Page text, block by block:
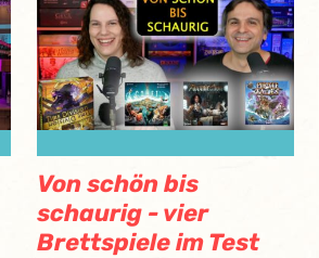
Von schön bis
schaurig - vier
Brettspiele im Test